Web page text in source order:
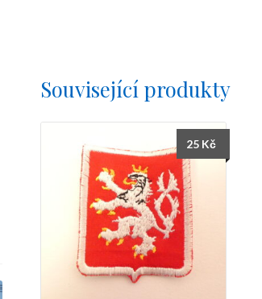
Související produkty
25 Kč